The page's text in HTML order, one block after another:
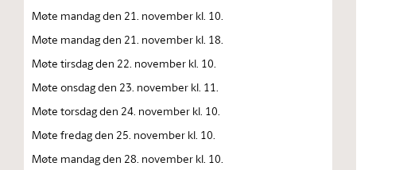
Møte mandag den 21. november kl. 10.
Møte mandag den 21. november kl. 18.
Møte tirsdag den 22. november kl. 10.
Møte onsdag den 23. november kl. 11.
Møte torsdag den 24. november kl. 10.
Møte fredag den 25. november kl. 10.
Møte mandag den 28. november kl. 10.